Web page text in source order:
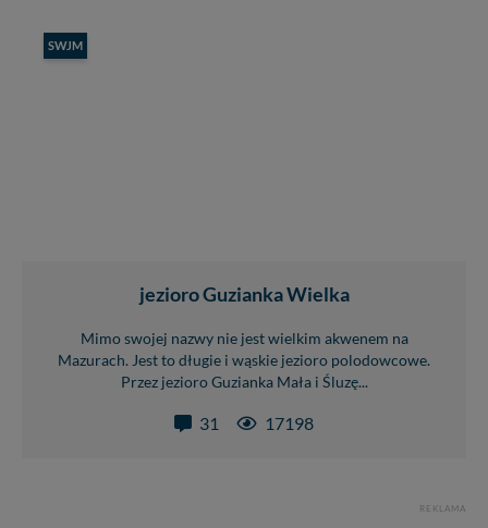
SWJM
jezioro Guzianka Wielka
Mimo swojej nazwy nie jest wielkim akwenem na
Mazurach. Jest to długie i wąskie jezioro polodowcowe.
Przez jezioro Guzianka Mała i Śluzę...
31 17198
REKLAMA